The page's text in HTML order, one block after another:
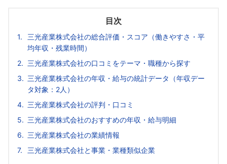
目次
三光産業株式会社の総合評価・スコア（働きやすさ・平
均年収・残業時間）
三光産業株式会社の口コミをテーマ・職種から探す
三光産業株式会社の年収・給与の統計データ（年収デー
タ対象：2人）
三光産業株式会社の評判・口コミ
三光産業株式会社のおすすめの年収・給与明細
三光産業株式会社の業績情報
三光産業株式会社と事業・業種類似企業